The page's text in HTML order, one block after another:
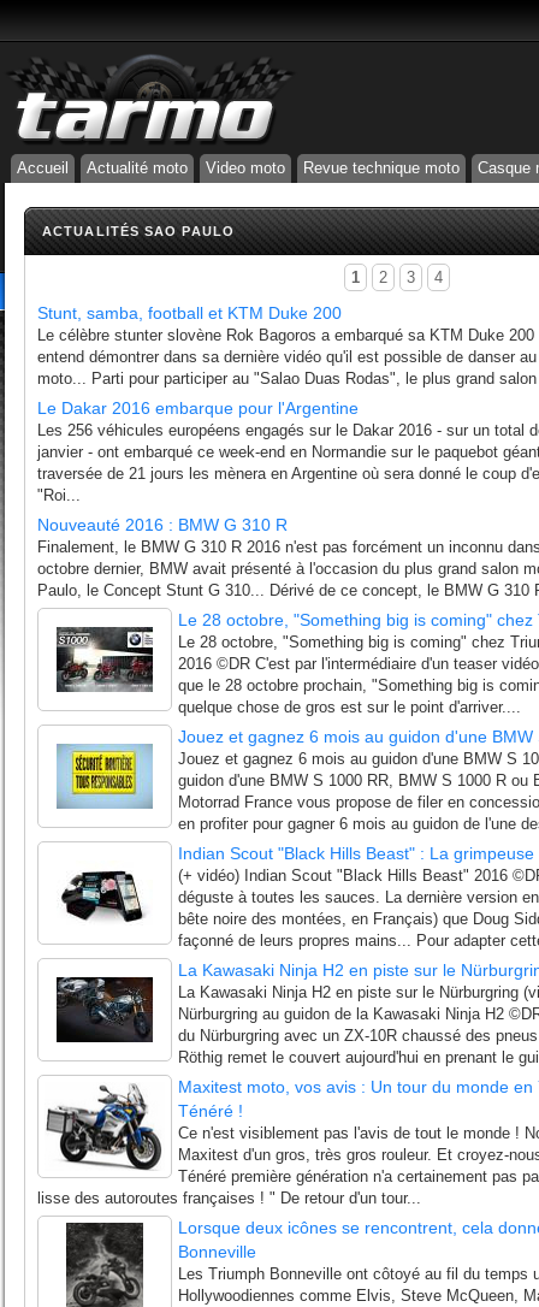
Accueil Actualité moto Video moto Revue technique moto Casque
ACTUALITÉS SAO PAULO
1 2 3 4
Stunt, samba, football et KTM Duke 200
Le célèbre stunter slovène Rok Bagoros a embarqué sa KTM Duke
entend démontrer dans sa dernière vidéo qu'il est possible de danser
moto... Parti pour participer au "Salao Duas Rodas", le plus grand
Le Dakar 2016 embarque pour l'Argentine
Les 256 véhicules européens engagés sur le Dakar 2016 - sur un total
janvier - ont embarqué ce week-end en Normandie sur le paquebot
traversée de 21 jours les mènera en Argentine où sera donné le coup
"Roi...
Nouveauté 2016 : BMW G 310 R
Finalement, le BMW G 310 R 2016 n'est pas forcément un inconnu
octobre dernier, BMW avait présenté à l'occasion du plus grand salon
Paulo, le Concept Stunt G 310... Dérivé de ce concept, le BMW G 310
Le 28 octobre, "Something big is coming"
Le 28 octobre, "Something big is coming" chez
2016 ©DR C'est par l'intermédiaire d'un teaser
que le 28 octobre prochain, "Something big is
quelque chose de gros est sur le point d'arriver....
Jouez et gagnez 6 mois au guidon d'une BMW
Jouez et gagnez 6 mois au guidon d'une BMW S
guidon d'une BMW S 1000 RR, BMW S 1000 R
Motorrad France vous propose de filer en
en profiter pour gagner 6 mois au guidon de l'une
Indian Scout "Black Hills Beast" : La
(+ vidéo) Indian Scout "Black Hills Beast" 2016
déguste à toutes les sauces. La dernière version
bête noire des montées, en Français) que Doug
façonné de leurs propres mains... Pour adapter
La Kawasaki Ninja H2 en piste sur le
La Kawasaki Ninja H2 en piste sur le Nürburgring
Nürburgring au guidon de la Kawasaki Ninja H2
du Nürburgring avec un ZX-10R chaussé des
Röthig remet le couvert aujourd'hui en prenant le
Maxitest moto, vos avis : Un tour du monde
Ténéré !
Ce n'est visiblement pas l'avis de tout le monde !
Maxitest d'un gros, très gros rouleur. Et croyez-
Ténéré première génération n'a certainement pas
lisse des autoroutes françaises ! " De retour d'un tour...
Lorsque deux icônes se rencontrent, cela
Bonneville
Les Triumph Bonneville ont côtoyé au fil du temps
Hollywoodiennes comme Elvis, Steve McQueen,